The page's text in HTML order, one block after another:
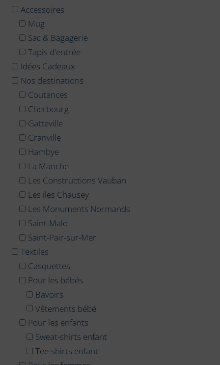
Accessoires
Mug
Sac & Bagagerie
Tapis d'entrée
Idées Cadeaux
Nos destinations
Coutances
Cherbourg
Gatteville
Granville
Hambye
La Manche
Les Constructions Vauban
Les iles Chausey
Les Monuments Normands
Saint-Malo
Saint-Pair-sur-Mer
Textiles
Casquettes
Pour les bébés
Bavoirs
Vêtements bébé
Pour les enfants
Sweat-shirts enfant
Tee-shirts enfant